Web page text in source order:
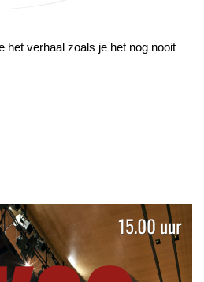
het verhaal zoals je het nog nooit